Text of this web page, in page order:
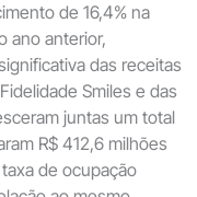
de 16,4% na
ano anterior,
das receitas
Smiles e das
juntas um total
R$ 412,6 milhões
de ocupação